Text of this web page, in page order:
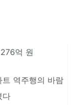
억 원
역주행의 바람
다